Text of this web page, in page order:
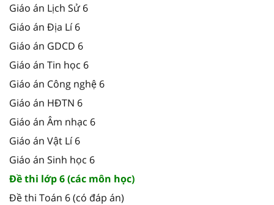
Giáo án Lịch Sử 6
Giáo án Địa Lí 6
Giáo án GDCD 6
Giáo án Tin học 6
Giáo án Công nghệ 6
Giáo án HĐTN 6
Giáo án Âm nhạc 6
Giáo án Vật Lí 6
Giáo án Sinh học 6
Đề thi lớp 6 (các môn học)
Đề thi Toán 6 (có đáp án)